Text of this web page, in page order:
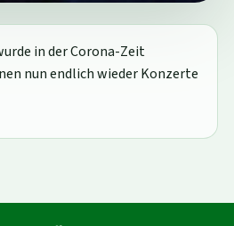
in der Corona-Zeit
nun endlich wieder Konzerte